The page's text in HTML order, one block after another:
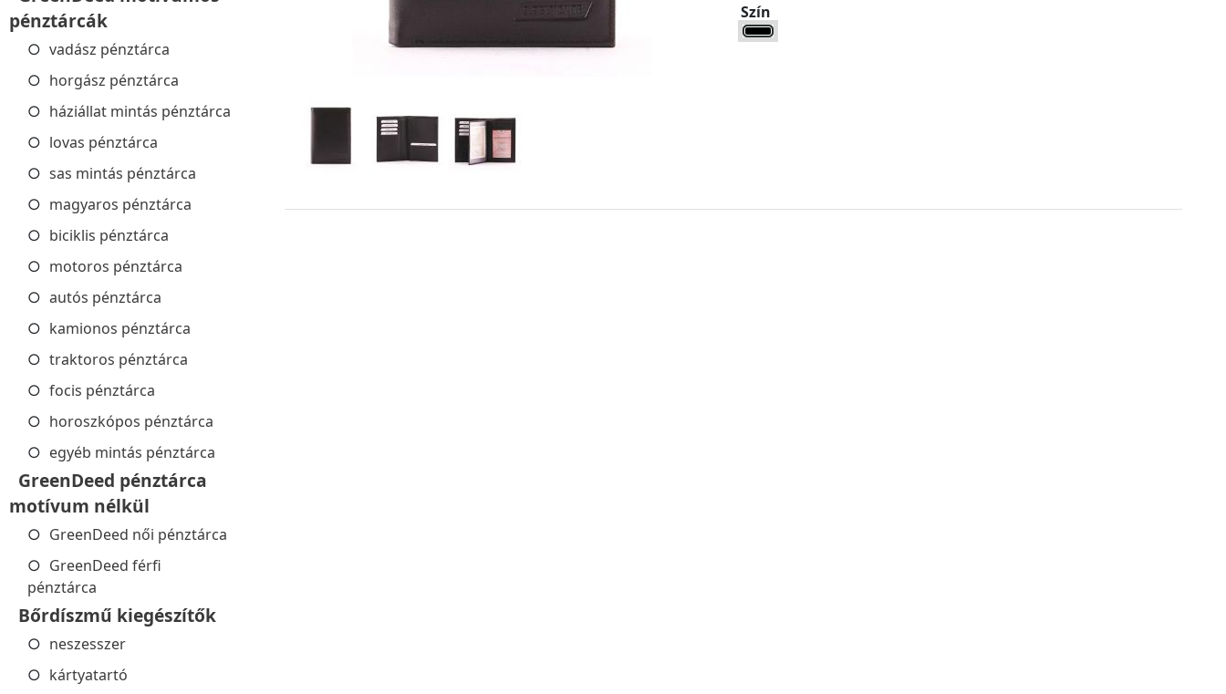
pénztárcák
vadász pénztárca
horgász pénztárca
háziállat mintás pénztárca
lovas pénztárca
sas mintás pénztárca
magyaros pénztárca
biciklis pénztárca
motoros pénztárca
autós pénztárca
kamionos pénztárca
traktoros pénztárca
focis pénztárca
horoszkópos pénztárca
egyéb mintás pénztárca
GreenDeed pénztárca
motívum nélkül
GreenDeed női pénztárca
GreenDeed férfi
pénztárca
Bőrdíszmű kiegészítők
neszesszer
kártyatartó
Szín